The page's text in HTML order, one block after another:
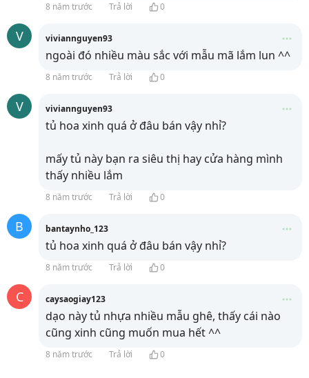
8 năm trước Trả lời 0
V viviannguyen93
ngoài đó nhiều màu sắc với mẫu mã lắm lun ^^
8 năm trước Trả lời 0
V viviannguyen93
tủ hoa xinh quá ở đâu bán vậy nhỉ?
mấy tủ này bạn ra siêu thị hay cửa hàng mình
thấy nhiều lắm
8 năm trước Trả lời 0
B bantaynho_123
tủ hoa xinh quá ở đâu bán vậy nhỉ?
8 năm trước Trả lời 0
C caysaogiay123
dạo này tủ nhựa nhiều mẫu ghê, thấy cái nào
cũng xinh cũng muốn mua hết ^^
8 năm trước Trả lời 0